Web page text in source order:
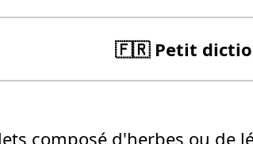
🇫🇷 Petit
composé d'herbes ou de